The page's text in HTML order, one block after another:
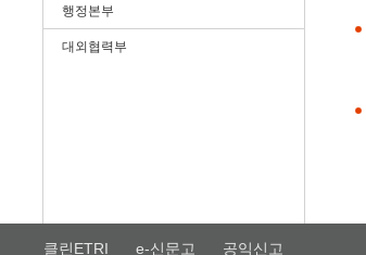
행정본부
대외협력부
클린ETRI e-신문고 공익신고